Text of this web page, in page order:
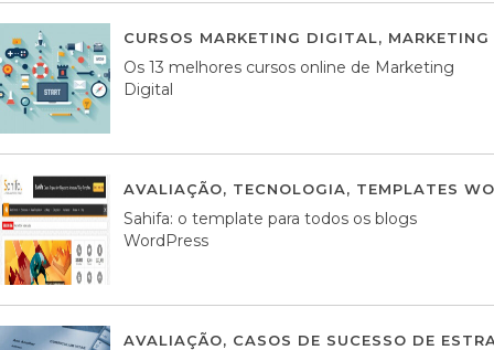
CURSOS MARKETING DIGITAL,
Os 13 melhores cursos online de Marketing
Digital
AVALIAÇÃO, TECNOLOGIA, TEMPLATES
Sahifa: o template para todos os blogs
WordPress
AVALIAÇÃO, CASOS DE SUCESSO DE